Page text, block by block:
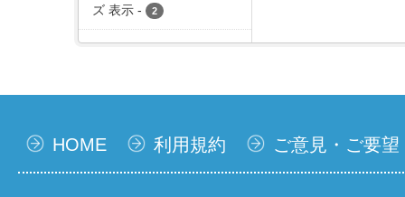
ズ 表示 - 2
HOME 利用規約 ご意見・ご要望